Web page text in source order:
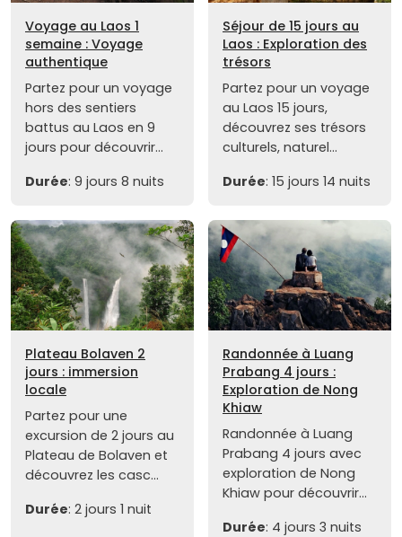
Voyage au Laos 1
semaine : Voyage
authentique
Partez pour un voyage
hors des sentiers
battus au Laos en 9
jours pour découvrir...
Durée: 9 jours 8 nuits
Séjour de 15 jours au
Laos : Exploration des
trésors
Partez pour un voyage
au Laos 15 jours,
découvrez ses trésors
culturels, naturel...
Durée: 15 jours 14 nuits
Plateau Bolaven 2
jours : immersion
locale
Partez pour une
excursion de 2 jours au
Plateau de Bolaven et
découvrez les casc...
Durée: 2 jours 1 nuit
Randonnée à Luang
Prabang 4 jours :
Exploration de Nong
Khiaw
Randonnée à Luang
Prabang 4 jours avec
exploration de Nong
Khiaw pour découvrir...
Durée: 4 jours 3 nuits